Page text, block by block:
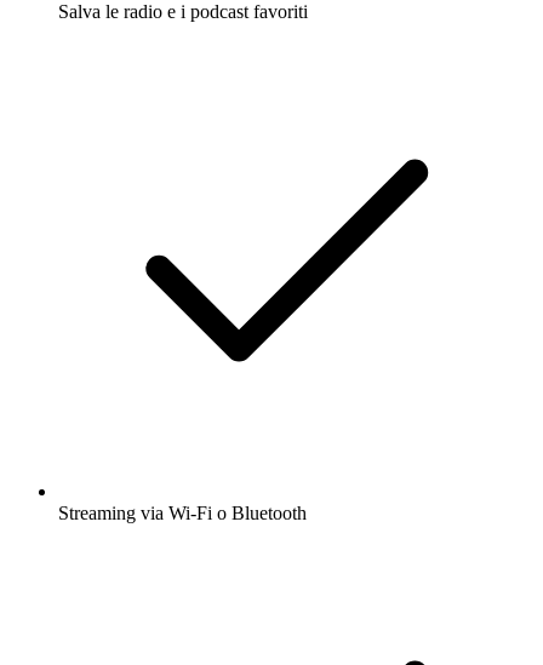
Salva le radio e i podcast favoriti
Streaming via Wi-Fi o Bluetooth